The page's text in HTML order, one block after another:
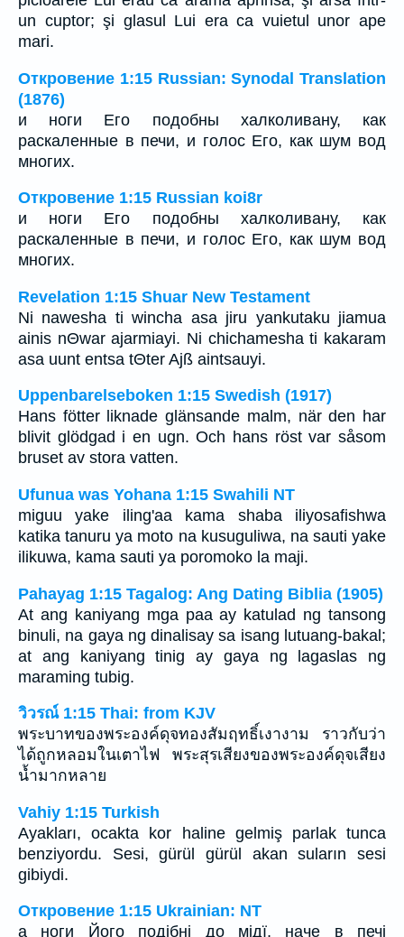
un cuptor; şi glasul Lui era ca vuietul unor ape
mari.
Откровение 1:15 Russian: Synodal Translation
(1876)
и ноги Его подобны халколивану, как
раскаленные в печи, и голос Его, как шум вод
многих.
Откровение 1:15 Russian koi8r
и ноги Его подобны халколивану, как
раскаленные в печи, и голос Его, как шум вод
многих.
Revelation 1:15 Shuar New Testament
Ni nawesha ti wincha asa jiru yankutaku jiamua
ainis nΘwar ajarmiayi. Ni chichamesha ti kakaram
asa uunt entsa tΘter Ajß aintsauyi.
Uppenbarelseboken 1:15 Swedish (1917)
Hans fötter liknade glänsande malm, när den har
blivit glödgad i en ugn. Och hans röst var såsom
bruset av stora vatten.
Ufunua was Yohana 1:15 Swahili NT
miguu yake iling'aa kama shaba iliyosafishwa
katika tanuru ya moto na kusuguliwa, na sauti yake
ilikuwa, kama sauti ya poromoko la maji.
Pahayag 1:15 Tagalog: Ang Dating Biblia (1905)
At ang kaniyang mga paa ay katulad ng tansong
binuli, na gaya ng dinalisay sa isang lutuang-bakal;
at ang kaniyang tinig ay gaya ng lagaslas ng
maraming tubig.
วิวรณ์ 1:15 Thai: from KJV
พระบาทของพระองค์ดุจทองสัมฤทธิ์เงางาม ราวกับว่า
ได้ถูกหลอมในเตาไฟ พระสุรเสียงของพระองค์ดุจเสียง
น้ำมากหลาย
Vahiy 1:15 Turkish
Ayakları, ocakta kor haline gelmiş parlak tunca
benziyordu. Sesi, gürül gürül akan suların sesi
gibiydi.
Откровение 1:15 Ukrainian: NT
а ноги Його подібні до мідї, наче в печі